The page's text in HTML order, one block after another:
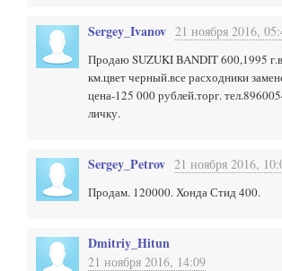
Sergey_Ivanov 21 ноября 2016,
Продаю SUZUKI BANDIT 600,1995
км.цвет черный.все расходники
цена-125 000 рублей.торг.
личку.
Sergey_Petrov 21 ноября 2016,
Продам. 120000. Хонда Стид 400.
Dmitriy_Hitun
21 ноября 2016, 14:09